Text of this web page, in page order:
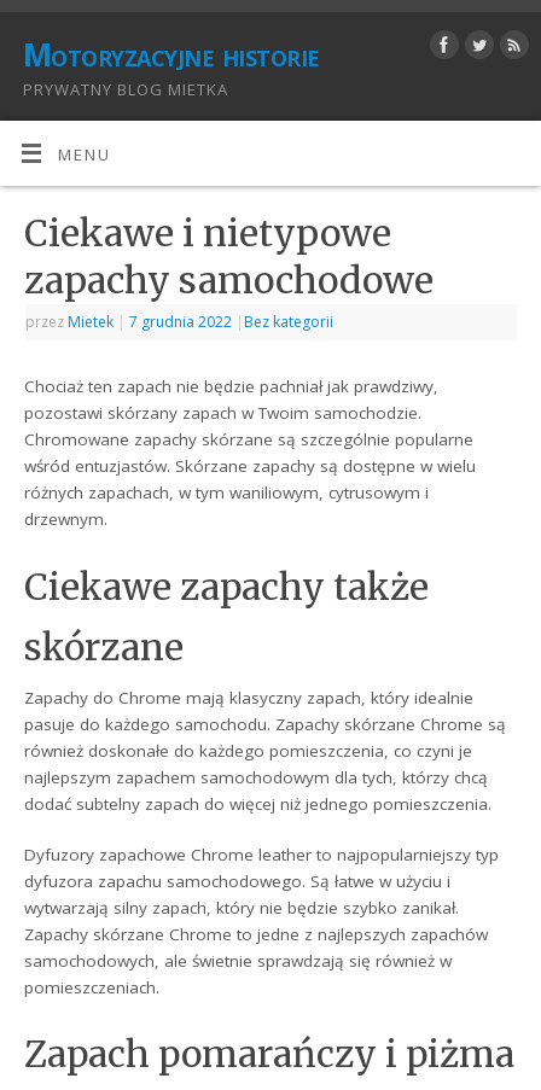
Motoryzacyjne historie
PRYWATNY BLOG MIETKA
MENU
Ciekawe i nietypowe
zapachy samochodowe
przez Mietek | 7 grudnia 2022 | Bez kategorii
Chociaż ten zapach nie będzie pachniał jak prawdziwy,
pozostawi skórzany zapach w Twoim samochodzie.
Chromowane zapachy skórzane są szczególnie popularne
wśród entuzjastów. Skórzane zapachy są dostępne w wielu
różnych zapachach, w tym waniliowym, cytrusowym i
drzewnym.
Ciekawe zapachy także
skórzane
Zapachy do Chrome mają klasyczny zapach, który idealnie
pasuje do każdego samochodu. Zapachy skórzane Chrome są
również doskonałe do każdego pomieszczenia, co czyni je
najlepszym zapachem samochodowym dla tych, którzy chcą
dodać subtelny zapach do więcej niż jednego pomieszczenia.
Dyfuzory zapachowe Chrome leather to najpopularniejszy typ
dyfuzora zapachu samochodowego. Są łatwe w użyciu i
wytwarzają silny zapach, który nie będzie szybko zanikał.
Zapachy skórzane Chrome to jedne z najlepszych zapachów
samochodowych, ale świetnie sprawdzają się również w
pomieszczeniach.
Zapach pomarańczy i piżma